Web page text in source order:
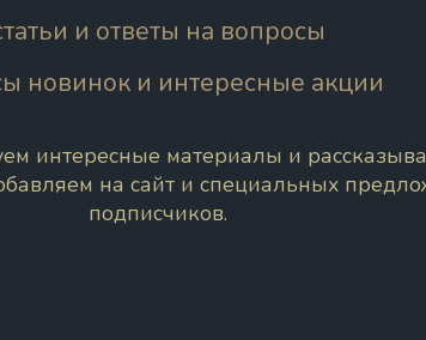
и ответы на вопросы
новинок и интересные акции
интересные материалы и
на сайт и специальных
подписчиков.